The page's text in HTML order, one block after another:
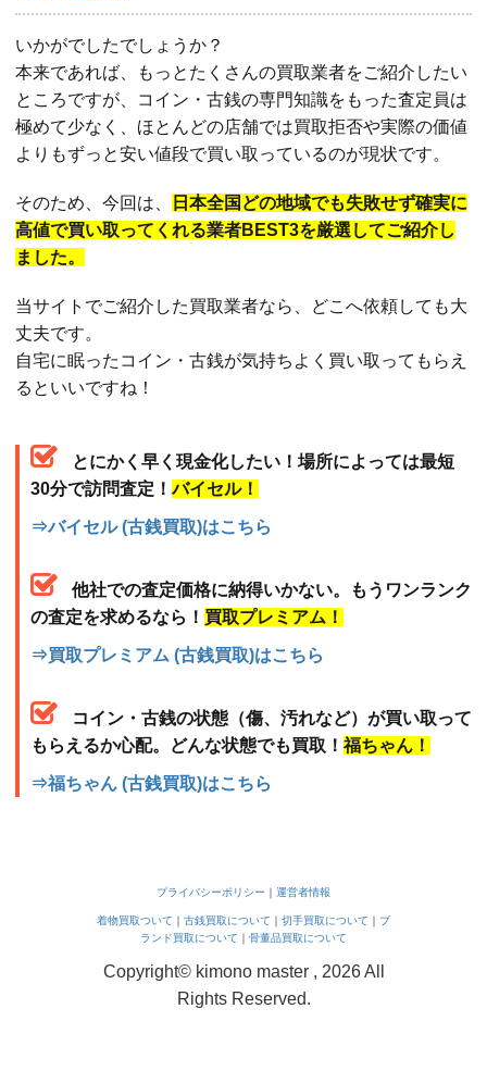
いかがでしたでしょうか？
本来であれば、もっとたくさんの買取業者をご紹介したい
ところですが、コイン・古銭の専門知識をもった査定員は
極めて少なく、ほとんどの店舗では買取拒否や実際の価値
よりもずっと安い値段で買い取っているのが現状です。
そのため、今回は、
日本全国どの地域でも失敗せず確実に
高値で買い取ってくれる業者BEST3を厳選してご紹介し
ました。
当サイトでご紹介した買取業者なら、どこへ依頼しても大
丈夫です。
自宅に眠ったコイン・古銭が気持ちよく買い取ってもらえ
るといいですね！
とにかく早く現金化したい！場所によっては最短
30分で訪問査定！バイセル！
⇒バイセル (古銭買取)はこちら
他社での査定価格に納得いかない。もうワンランク
の査定を求めるなら！ 買取プレミアム！
⇒買取プレミアム (古銭買取)はこちら
コイン・古銭の状態（傷、汚れなど）が買い取って
もらえるか心配。どんな状態でも買取！ 福ちゃん！
⇒福ちゃん (古銭買取)はこちら
プライバシーポリシー ｜ 運営者情報
着物買取ついて ｜ 古銭買取について ｜ 切手買取について ｜ ブ
ランド買取について ｜ 骨董品買取について
Copyright© kimono master , 2026 All
Rights Reserved.